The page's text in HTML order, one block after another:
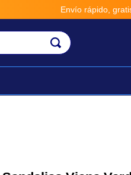
Envío rápido, gratis y